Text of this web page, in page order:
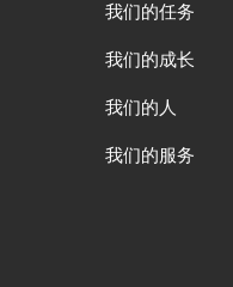
我们的任务
我们的成长
我们的人
我们的服务